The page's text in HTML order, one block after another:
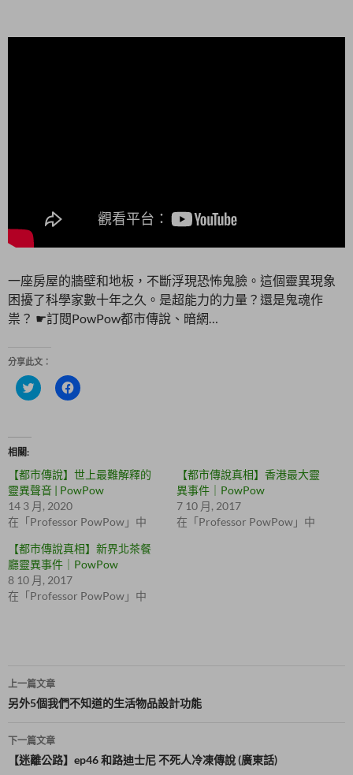
一座房屋的牆壁和地板，不斷浮現恐怖鬼臉。這個靈異現象
困擾了科學家數十年之久。是超能力的力量？還是鬼魂作
祟？ ☛訂閱PowPow都市傳說、暗網…
分享此文：
分
享
e
r
(
在
新
視
窗
開
啟
)
按
一
a
c
e
b
o
k
在
新
視
中
開
相關
【都市傳說】世上最難解釋的
靈異聲音 | PowPow
14 3 月, 2020
在「Professor PowPow」中
【都市傳說真相】香港最大靈
異事件｜PowPow
7 10 月, 2017
在「Professor PowPow」中
【都市傳說真相】新界北茶餐
廳靈異事件｜PowPow
8 10 月, 2017
在「Professor PowPow」中
文
章
導
覽
上一篇文章
另外5個我們不知道的生活物品設計功能
下一篇文章
【迷離公路】ep46 和路迪士尼 不死人冷凍傳說 (廣東話)